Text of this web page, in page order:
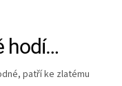
hodí…
patří ke zlatému